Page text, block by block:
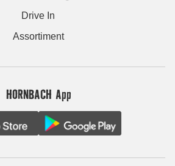
Drive In
Assortiment
HORNBACH App